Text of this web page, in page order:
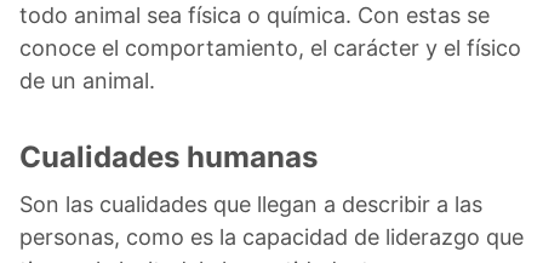
todo animal sea física o química. Con estas se
conoce el comportamiento, el carácter y el físico
de un animal.
Cualidades humanas
Son las cualidades que llegan a describir a las
personas, como es la capacidad de liderazgo que